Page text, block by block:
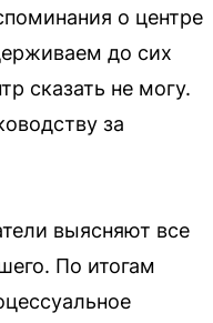
о центре
до сих
сказать не могу.
за
выясняют все
По итогам